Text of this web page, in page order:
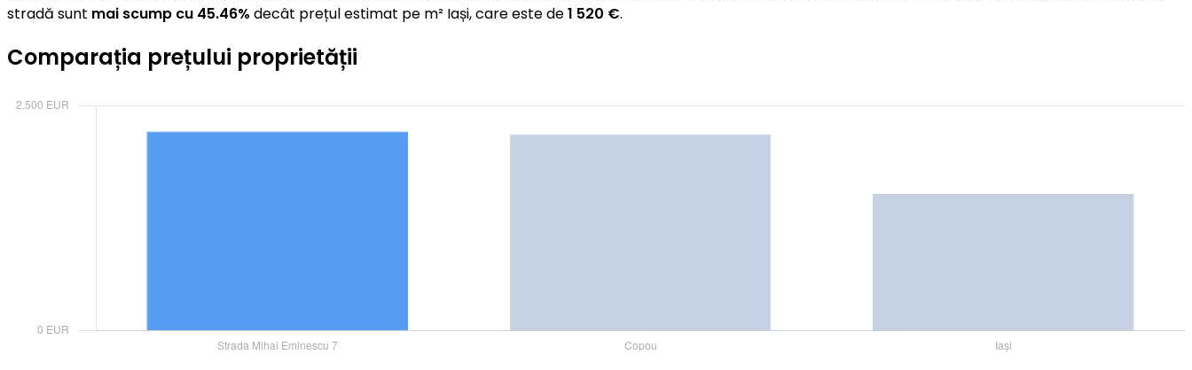
stradă sunt mai scump cu 45.46% decât prețul estimat pe m² Iași, care este de1 520 €.
Comparația prețului proprietății